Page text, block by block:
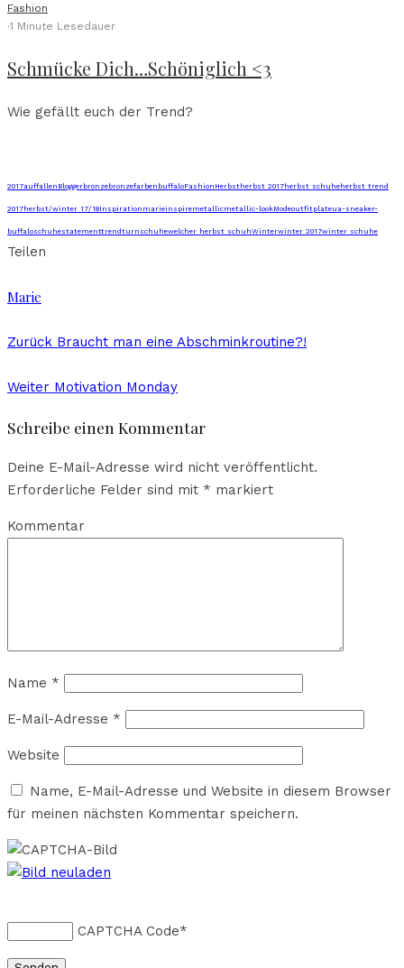
Fashion
·1 Minute Lesedauer
Schmücke Dich…Schöniglich <3
Wie gefällt euch der Trend?
2017auffallen Blogger bronze bronzefarben buffaloFashion Herbst herbst 2017 herbst schuhe herbst trend
2017 herbst/winter 17/18Inspiration marieinspiremetallicmetallic-lookModeoutfitplateua-sneaker-
buffaloschuhestatementtrendturnschuhewelcher herbst schuhWinterwinter 2017winter schuhe
Teilen
Marie
Zurück Braucht man eine Abschminkroutine?!
Weiter Motivation Monday
Schreibe einen Kommentar
Deine E-Mail-Adresse wird nicht veröffentlicht.
Erforderliche Felder sind mit * markiert
Kommentar
Name *
E-Mail-Adresse *
Website
Name, E-Mail-Adresse und Website in diesem Browser
für meinen nächsten Kommentar speichern.
CAPTCHA Code*